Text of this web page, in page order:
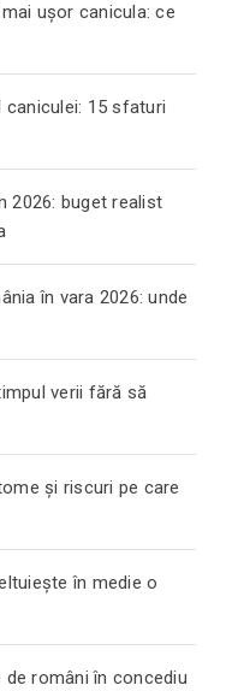
ușor canicula: ce
15 sfaturi
2026: buget realist
în vara 2026: unde
verii fără să
și riscuri pe care
în medie o
români în concediu